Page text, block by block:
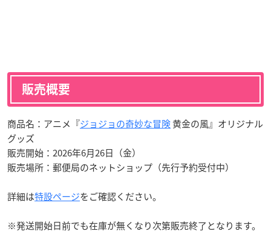
販売概要
商品名：アニメ『ジョジョの奇妙な冒険黄金の風』オリジナル
グッズ
販売開始：2026年6月26日（金）
販売場所：郵便局のネットショップ（先行予約受付中）
詳細は特設ページをご確認ください。
※発送開始日前でも在庫が無くなり次第販売終了となります。